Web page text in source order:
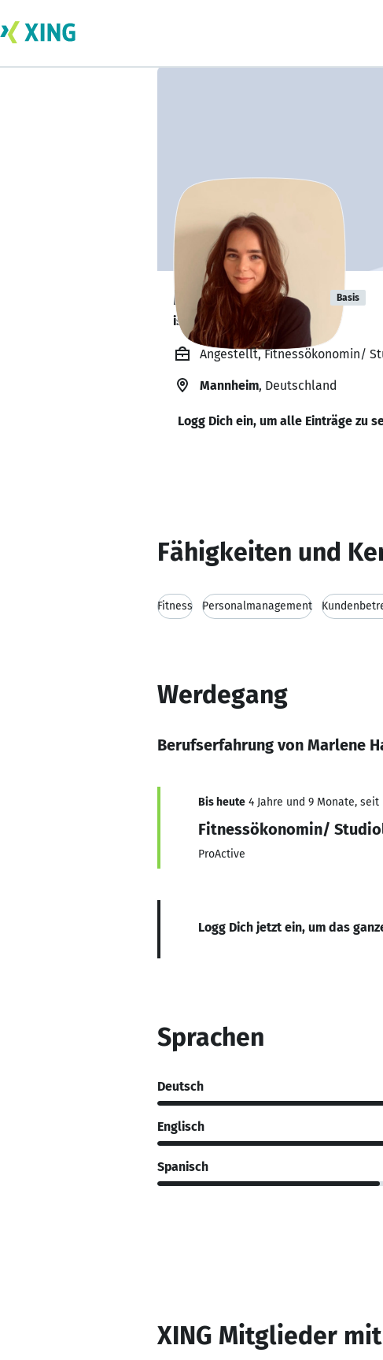
Marlene Hanke Basis
ist offen für Projekte. 🔎
Angestellt, Fitnessökonomin/
Mannheim, Deutschland
Logg Dich ein, um alle Einträge zu
Fähigkeiten und
Fitness Personalmanagement
Werdegang
Berufserfahrung von Marlene
Bis heute 4 Jahre und 9 Monate, seit
Fitnessökonomin/
ProActive
Logg Dich jetzt ein, um das
Sprachen
Deutsch
Englisch
Spanisch
XING Mitglieder